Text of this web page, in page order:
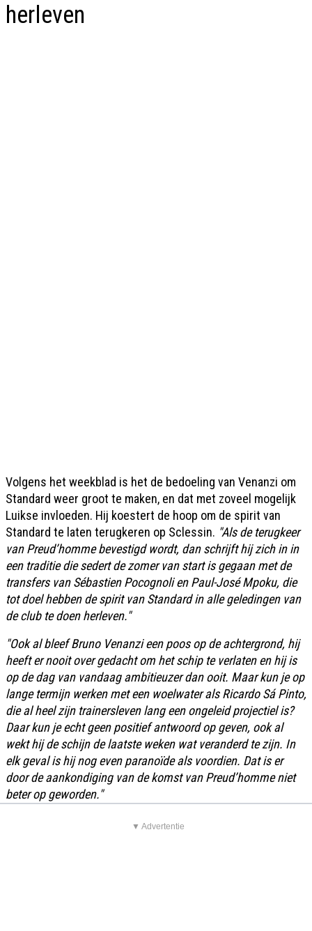
herleven
Volgens het weekblad is het de bedoeling van Venanzi om
Standard weer groot te maken, en dat met zoveel mogelijk
Luikse invloeden. Hij koestert de hoop om de spirit van
Standard te laten terugkeren op Sclessin. "Als de terugkeer
van Preud’homme bevestigd wordt, dan schrijft hij zich in in
een traditie die sedert de zomer van start is gegaan met de
transfers van Sébastien Pocognoli en Paul-José Mpoku, die
tot doel hebben de spirit van Standard in alle geledingen van
de club te doen herleven."
"Ook al bleef Bruno Venanzi een poos op de achtergrond, hij
heeft er nooit over gedacht om het schip te verlaten en hij is
op de dag van vandaag ambitieuzer dan ooit. Maar kun je op
lange termijn werken met een woelwater als Ricardo Sá Pinto,
die al heel zijn trainersleven lang een ongeleid projectiel is?
Daar kun je echt geen positief antwoord op geven, ook al
wekt hij de schijn de laatste weken wat veranderd te zijn. In
elk geval is hij nog even paranoïde als voordien. Dat is er
door de aankondiging van de komst van Preud’homme niet
beter op geworden."
▼ Advertentie